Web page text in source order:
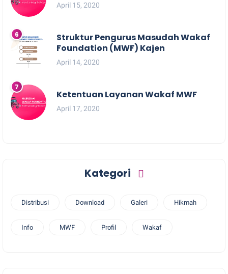
April 15, 2020
Struktur Pengurus Masudah Wakaf
Foundation (MWF) Kajen
April 14, 2020
Ketentuan Layanan Wakaf MWF
April 17, 2020
Kategori
Distribusi Download Galeri Hikmah
Info MWF Profil Wakaf